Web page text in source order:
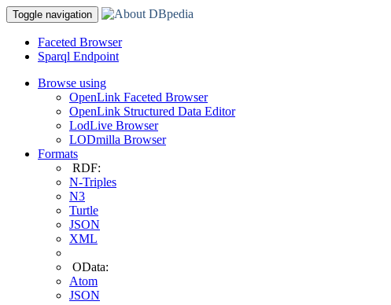
Toggle navigation
Faceted Browser
Sparql Endpoint
Browse using
OpenLink Faceted Browser
OpenLink Structured Data Editor
LodLive Browser
LODmilla Browser
Formats
RDF:
N-Triples
N3
Turtle
JSON
XML
OData:
Atom
JSON